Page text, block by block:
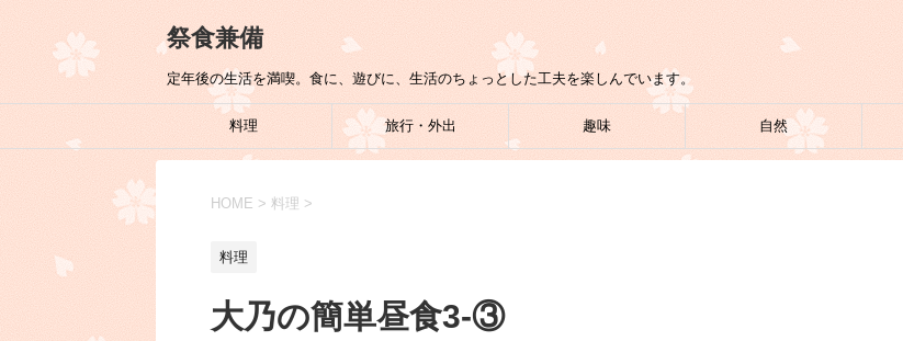
祭食兼備
定年後の生活を満喫。食に、遊びに、生活のちょっとした工夫を楽しんでいます。
料理 旅行・外出 趣味 自然
HOME > 料理 >
料理
大乃の簡単昼食3-③